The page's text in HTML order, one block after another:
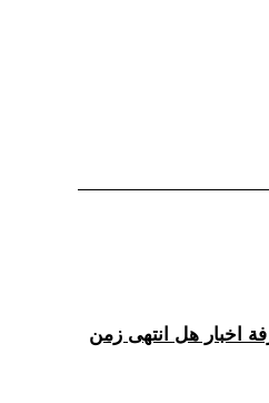
اخبار هل انتهى زمن